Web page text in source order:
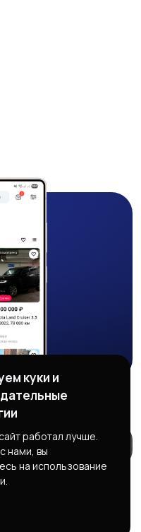
куки и
работал лучше.
нами, вы
на использование